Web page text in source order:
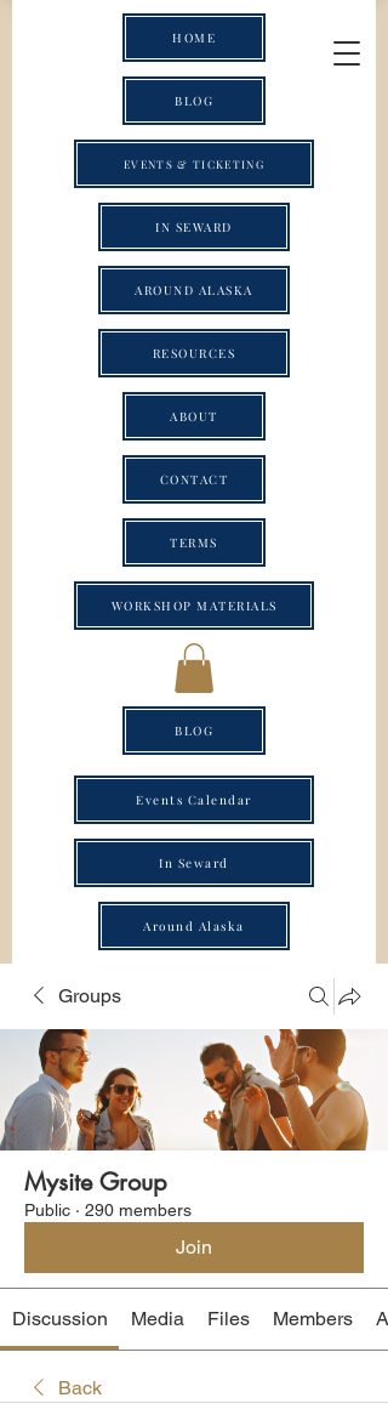
Events Calendar
In Seward
Around Alaska
BLOG
HOME
BLOG
IN SEWARD
AROUND ALASKA
RESOURCES
ABOUT
CONTACT
TERMS
WORKSHOP MATERIALS
EVENTS & TICKETING
Groups
Mysite Group
Public · 290 members
Join
Discussion Media Files Members
Back